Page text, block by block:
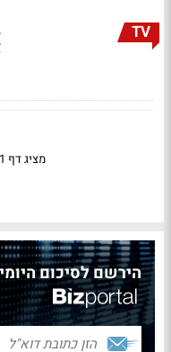
TV
מציג דף 1 מתוך 2
הירשם לסיכום